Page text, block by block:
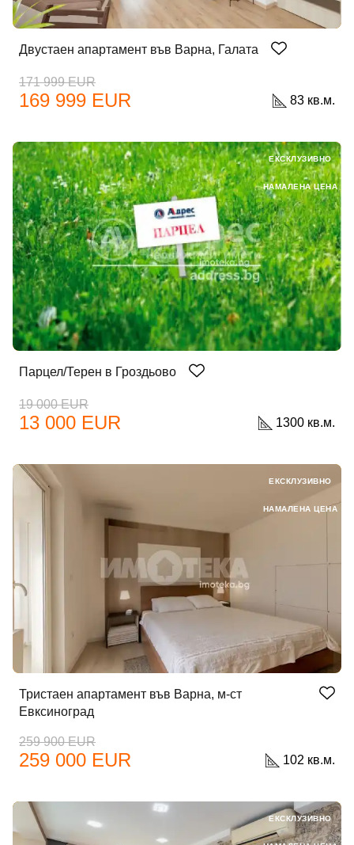
Забравена парола?
Вход като гост
или използвай профил
Вход с Google
Вход с Facebook
Двустаен апартамент във Варна, Галата
171 999 EUR
169 999 EUR 83 кв.м.
Парцел/Терен в Гроздьово
19 000 EUR
13 000 EUR 1300 кв.м.
ЕКСКЛУЗИВНО
НАМАЛЕНА ЦЕНА
Тристаен апартамент във Варна, м-ст
Евксиноград
259 900 EUR
259 000 EUR 102 кв.м.
ЕКСКЛУЗИВНО
НАМАЛЕНА ЦЕНА
ЕКСКЛУЗИВНО